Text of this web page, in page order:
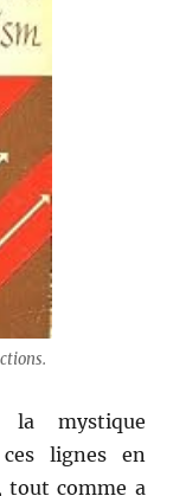
la mystique
lignes en
tout comme a